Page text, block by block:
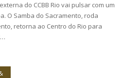
do CCBB Rio vai pulsar com um
O Samba do Sacramento, roda
retorna ao Centro do Rio para